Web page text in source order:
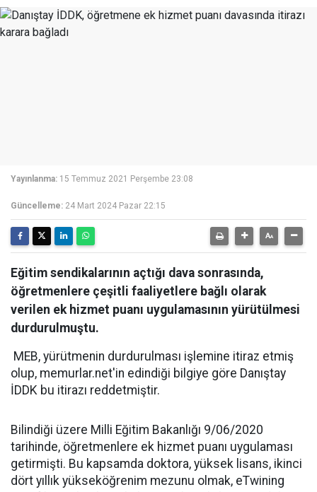
Yayınlanma: 15 Temmuz 2021 Perşembe 23:08
Güncelleme: 24 Mart 2024 Pazar 22:15
Eğitim sendikalarının açtığı dava sonrasında,
öğretmenlere çeşitli faaliyetlere bağlı olarak
verilen ek hizmet puanı uygulamasının yürütülmesi
durdurulmuştu.
MEB, yürütmenin durdurulması işlemine itiraz etmiş
olup, memurlar.net'in edindiği bilgiye göre Danıştay
İDDK bu itirazı reddetmiştir.
Bilindiği üzere Milli Eğitim Bakanlığı 9/06/2020
tarihinde, öğretmenlere ek hizmet puanı uygulaması
getirmişti. Bu kapsamda doktora, yüksek lisans, ikinci
dört yıllık yükseköğrenim mezunu olmak, eTwining